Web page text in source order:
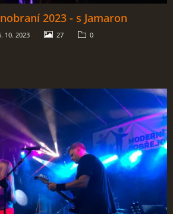
2023 - s Jamaron
10. 2023 27 0